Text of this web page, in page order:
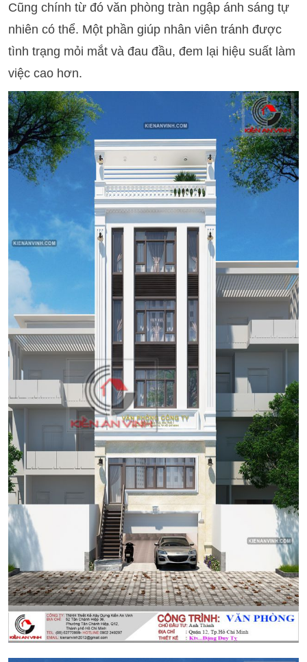
Cũng chính từ đó văn phòng tràn ngập ánh sáng tự
nhiên có thể. Một phần giúp nhân viên tránh được
tình trạng mỏi mắt và đau đầu, đem lại hiệu suất làm
việc cao hơn.